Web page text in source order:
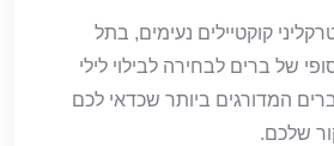
קוקטיילים נעימים, בתל
של ברים לבחירה לבילוי לילי
המדורגים ביותר שכדאי לכם
שלכם.